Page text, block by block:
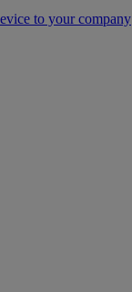
to your company